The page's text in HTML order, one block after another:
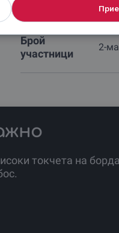
Брой
участници
2-
токчета на